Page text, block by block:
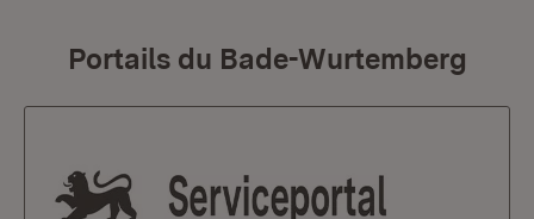
Portails du Bade-Wurtemberg